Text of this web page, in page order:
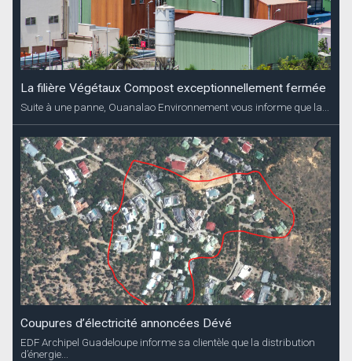
La filière Végétaux Compost exceptionnellement fermée
Suite à une panne, Ouanalao Environnement vous informe que la...
Coupures d’électricité annoncées Dévé
EDF Archipel Guadeloupe informe sa clientèle que la distribution
d’énergie...